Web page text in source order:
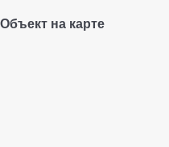
Объект на карте